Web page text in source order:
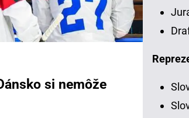
si nemôže